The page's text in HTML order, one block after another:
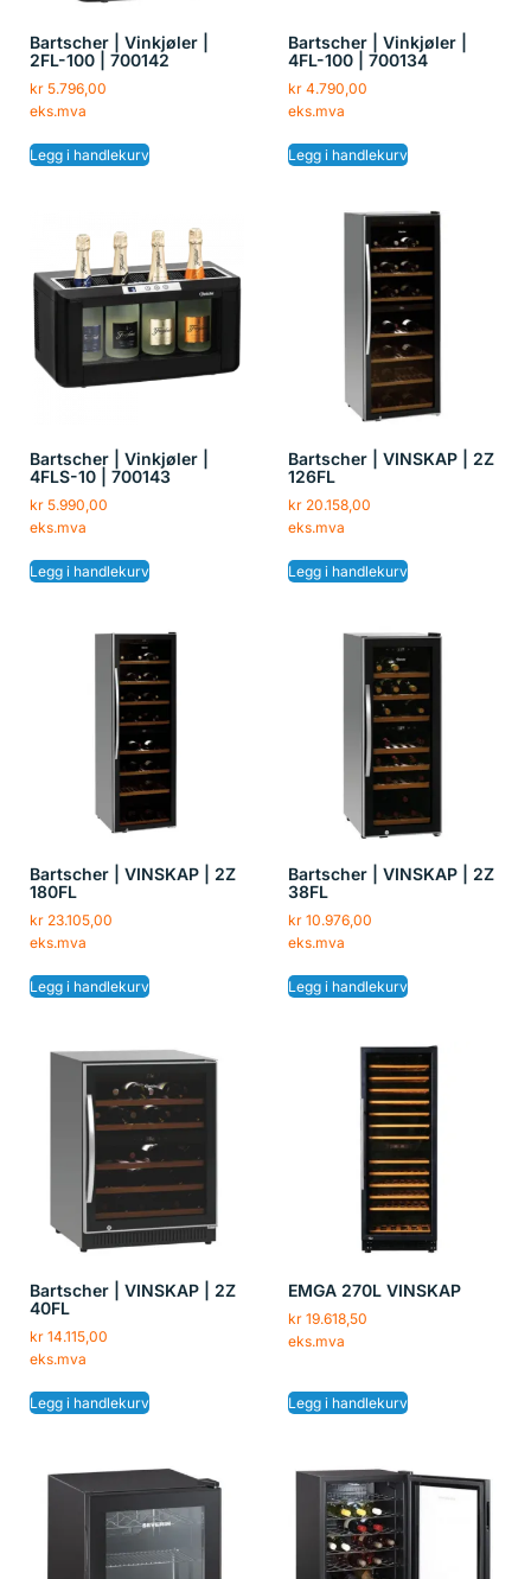
Bartscher | Vinkjøler |
2FL-100 | 700142
kr 5.796,00
eks.mva
Legg i handlekurv
Bartscher | Vinkjøler |
4FL-100 | 700134
kr4.790,00
eks.mva
Legg i handlekurv
Bartscher | Vinkjøler |
4FLS-10 | 700143
kr 5.990,00
eks.mva
Legg i handlekurv
Bartscher | VINSKAP | 2Z
126FL
kr20.158,00
eks.mva
Legg i handlekurv
Bartscher | VINSKAP | 2Z
180FL
kr 23.105,00
eks.mva
Legg i handlekurv
Bartscher | VINSKAP | 2Z
38FL
kr10.976,00
eks.mva
Legg i handlekurv
Bartscher | VINSKAP | 2Z
40FL
kr 14.115,00
eks.mva
Legg i handlekurv
EMGA 270L VINSKAP
kr19.618,50
eks.mva
Legg i handlekurv